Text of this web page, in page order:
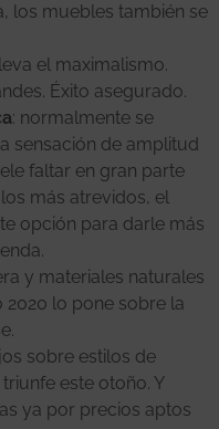
los muebles también se
el maximalismo.
Éxito asegurado.
: normalmente se
sensación de amplitud
faltar en gran parte
más atrevidos, el
opción para darle más
y materiales naturales
lo pone sobre la
sobre estilos de
este otoño. Y
ya por precios aptos